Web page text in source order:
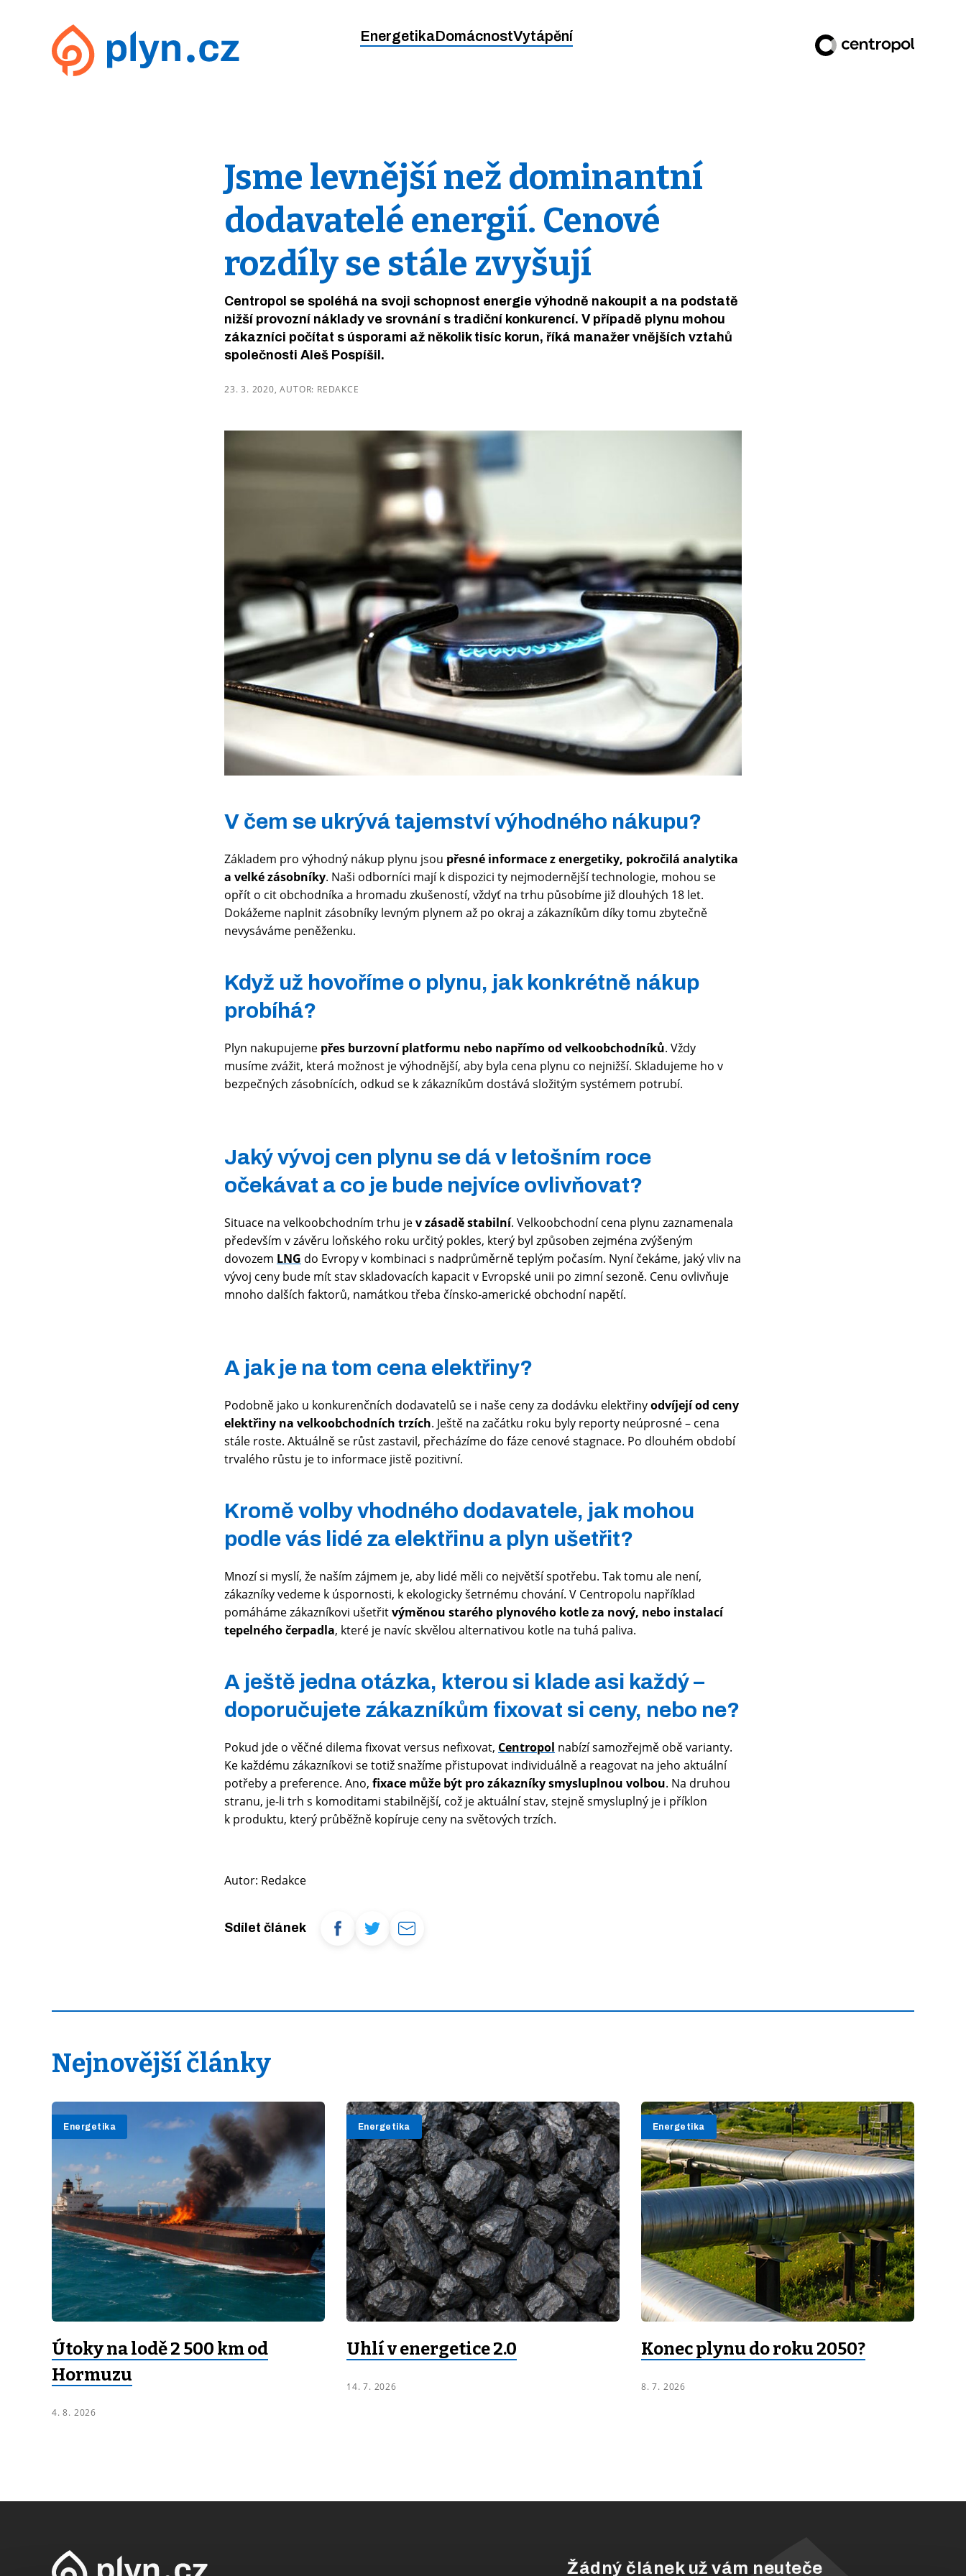
EnergetikaDomácnostVytápění
Jsme levnější než dominantní
dodavatelé energií. Cenové
rozdíly se stále zvyšují
Centropol se spoléhá na svoji schopnost energie výhodně nakoupit a na podstatě
nižší provozní náklady ve srovnání s tradiční konkurencí. V případě plynu mohou
zákazníci počítat s úsporami až několik tisíc korun, říká manažer vnějších vztahů
společnosti Aleš Pospíšil.
23. 3. 2020, AUTOR: REDAKCE
V čem se ukrývá tajemství výhodného nákupu?
Základem pro výhodný nákup plynu jsou přesné informace z energetiky, pokročilá analytika
a velké zásobníky. Naši odborníci mají k dispozici ty nejmodernější technologie, mohou se
opřít o cit obchodníka a hromadu zkušeností, vždyť na trhu působíme již dlouhých 18 let.
Dokážeme naplnit zásobníky levným plynem až po okraj a zákazníkům díky tomu zbytečně
nevysáváme peněženku.
Když už hovoříme o plynu, jak konkrétně nákup
probíhá?
Plyn nakupujeme přes burzovní platformu nebo napřímo od velkoobchodníků. Vždy
musíme zvážit, která možnost je výhodnější, aby byla cena plynu co nejnižší. Skladujeme ho v
bezpečných zásobnících, odkud se k zákazníkům dostává složitým systémem potrubí.
Jaký vývoj cen plynu se dá v letošním roce
očekávat a co je bude nejvíce ovlivňovat?
Situace na velkoobchodním trhu jev zásadě stabilní. Velkoobchodní cena plynu zaznamenala
především v závěru loňského roku určitý pokles, který byl způsoben zejména zvýšeným
dovozem LNG do Evropy v kombinaci s nadprůměrně teplým počasím. Nyní čekáme, jaký vliv na
vývoj ceny bude mít stav skladovacích kapacit v Evropské unii po zimní sezoně. Cenu ovlivňuje
mnoho dalších faktorů, namátkou třeba čínsko-americké obchodní napětí.
A jak je na tom cena elektřiny?
Podobně jako u konkurenčních dodavatelů se i naše ceny za dodávku elektřinyodvíjejí od ceny
elektřiny na velkoobchodních trzích. Ještě na začátku roku byly reporty neúprosné – cena
stále roste. Aktuálně se růst zastavil, přecházíme do fáze cenové stagnace. Po dlouhém období
trvalého růstu je to informace jistě pozitivní.
Kromě volby vhodného dodavatele, jak mohou
podle vás lidé za elektřinu a plyn ušetřit?
Mnozí si myslí, že naším zájmem je, aby lidé měli co největší spotřebu. Tak tomu ale není,
zákazníky vedeme k úspornosti, k ekologicky šetrnému chování. V Centropolu například
pomáháme zákazníkovi ušetřitvýměnou starého plynového kotle za nový, nebo instalací
tepelného čerpadla, které je navíc skvělou alternativou kotle na tuhá paliva.
A ještě jedna otázka, kterou si klade asi každý –
doporučujete zákazníkům fixovat si ceny, nebo ne?
Pokud jde o věčné dilema fixovat versus nefixovat, Centropol nabízí samozřejmě obě varianty.
Ke každému zákazníkovi se totiž snažíme přistupovat individuálně a reagovat na jeho aktuální
potřeby a preference. Ano, fixace může být pro zákazníky smysluplnou volbou. Na druhou
stranu, je-li trh s komoditami stabilnější, což je aktuální stav, stejně smysluplný je i příklon
k produktu, který průběžně kopíruje ceny na světových trzích.
Autor: Redakce
Sdílet článek
Nejnovější články
Energetika
Útoky na lodě 2 500 km od
Hormuzu
4. 8. 2026
Energetika
Uhlí v energetice 2.0
14. 7. 2026
Energetika
Konec plynu do roku 2050?
8. 7. 2026
Žádný článek už vám neuteče